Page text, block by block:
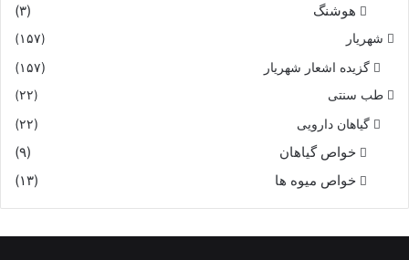
هوشنگ
(۳)
شهریار (۱۵۷)
گزیده اشعار شهریار (۱۵۷)
طب سنتی (۲۲)
گیاهان دارویی (۲۲)
خواص گیاهان
(۹)
خواص میوه ها
(۱۳)